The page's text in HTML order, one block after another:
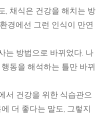
, 채식은 건강을 해치는 방
경에선 그런 인식이 만연
는 방법으로 바뀌었다. 나
동을 해석하는 틀만 바뀌
서 건강을 위한 식습관으
더 좋다는 말도, 그렇지